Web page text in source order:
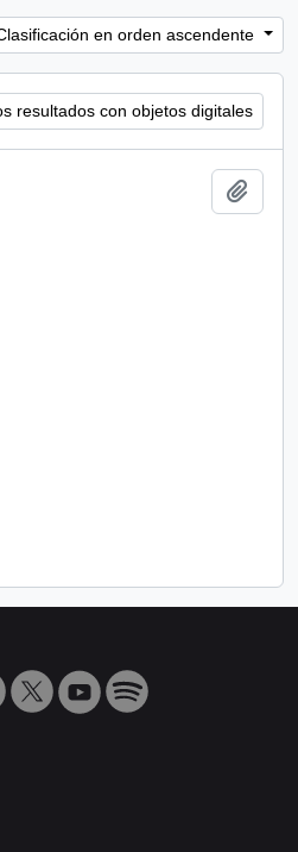
en orden ascendente
resultados con objetos digitales